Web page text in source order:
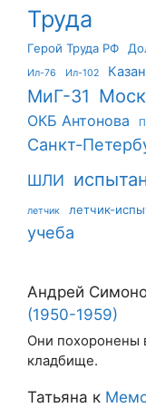
Труда
Герой Труда РФ
Ил-76
Ил-102
МиГ-31
ОКБ Антонова
Санкт-
ШЛИ
летчик летчик-
учеба
Андрей
(1950-1959)
Они похоронены
кладбище.
Татьяна к